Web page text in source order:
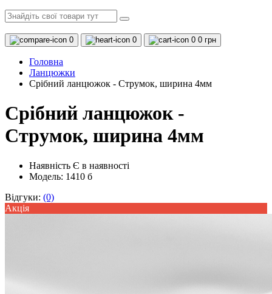
0 0 0 0 грн
Головна
Ланцюжки
Срібний ланцюжок - Струмок, ширина 4мм
Срібний ланцюжок -
Струмок, ширина 4мм
Наявність Є в наявності
Модель: 1410 б
Відгуки: (0)
Акцiя